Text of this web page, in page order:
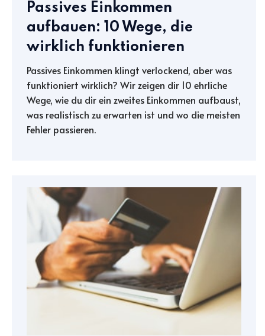
Passives Einkommen
aufbauen: 10 Wege, die
wirklich funktionieren
Passives Einkommen klingt verlockend, aber was
funktioniert wirklich? Wir zeigen dir 10 ehrliche
Wege, wie du dir ein zweites Einkommen aufbaust,
was realistisch zu erwarten ist und wo die meisten
Fehler passieren.